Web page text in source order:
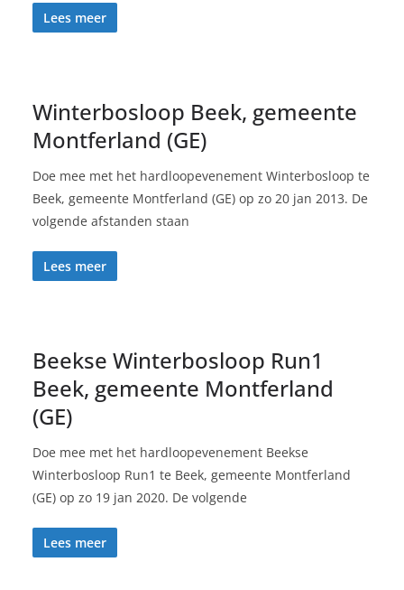
Lees meer
Winterbosloop Beek, gemeente
Montferland (GE)
Doe mee met het hardloopevenement Winterbosloop te
Beek, gemeente Montferland (GE) op zo 20 jan 2013. De
volgende afstanden staan
Lees meer
Beekse Winterbosloop Run1
Beek, gemeente Montferland
(GE)
Doe mee met het hardloopevenement Beekse
Winterbosloop Run1 te Beek, gemeente Montferland
(GE) op zo 19 jan 2020. De volgende
Lees meer